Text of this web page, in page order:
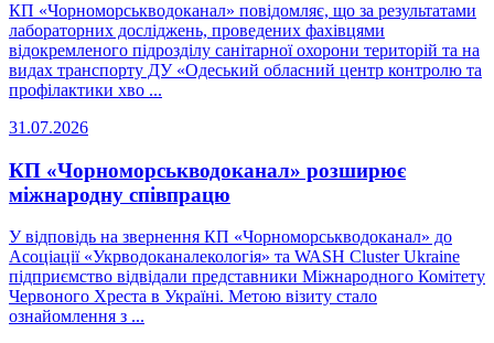
КП «Чорноморськводоканал» повідомляє, що за результатами
лабораторних досліджень, проведених фахівцями
відокремленого підрозділу санітарної охорони територій та на
видах транспорту ДУ «Одеський обласний центр контролю та
профілактики хво ...
31.07.2026
КП «Чорноморськводоканал» розширює
міжнародну співпрацю
У відповідь на звернення КП «Чорноморськводоканал» до
Асоціації «Укрводоканалекологія» та WASH Cluster Ukraine
підприємство відвідали представники Міжнародного Комітету
Червоного Хреста в Україні. Метою візиту стало
ознайомлення з ...